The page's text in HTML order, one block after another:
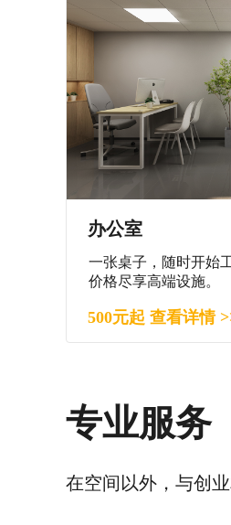
办公室
一张桌子，随时开始
价格尽享高端设施。
500元起 查看详情
专业服务
在空间以外，与创